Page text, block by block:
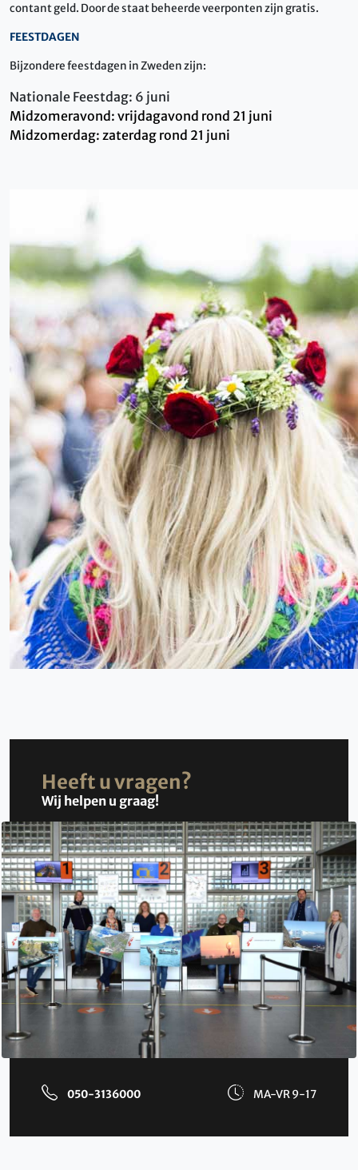
contant geld. Door de staat beheerde veerponten zijn gratis.
FEESTDAGEN
Bijzondere feestdagen in Zweden zijn:
Nationale Feestdag: 6 juni
Midzomeravond: vrijdagavond rond 21 juni
Midzomerdag: zaterdag rond 21 juni
Heeft u vragen?
Wij helpen u graag!
050-3136000 MA-VR 9-17